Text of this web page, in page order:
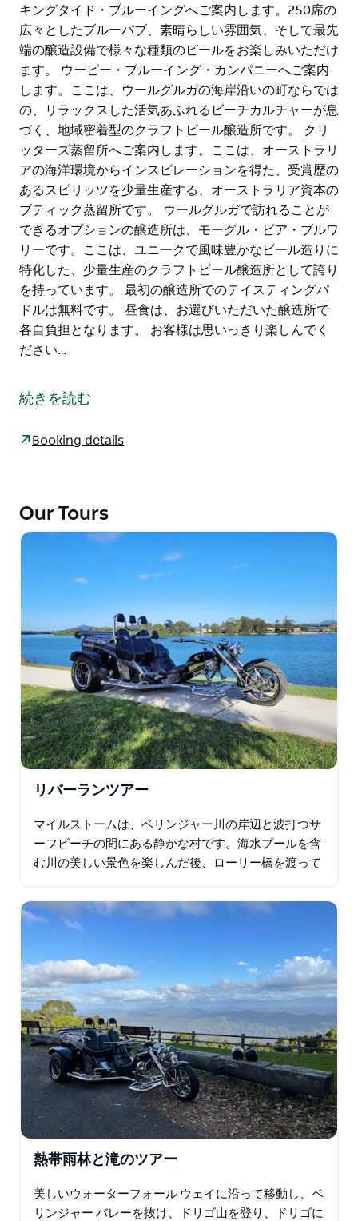
キングタイド・ブルーイングへご案内します。250席の
広々としたブルーパブ、素晴らしい雰囲気、そして最先
端の醸造設備で様々な種類のビールをお楽しみいただけ
ます。 ウーピー・ブルーイング・カンパニーへご案内
します。ここは、ウールグルガの海岸沿いの町ならでは
の、リラックスした活気あふれるビーチカルチャーが息
づく、地域密着型のクラフトビール醸造所です。 クリ
ッターズ蒸留所へご案内します。ここは、オーストラリ
アの海洋環境からインスピレーションを得た、受賞歴の
あるスピリッツを少量生産する、オーストラリア資本の
ブティック蒸留所です。 ウールグルガで訪れることが
できるオプションの醸造所は、モーグル・ビア・ブルワ
リーです。ここは、ユニークで風味豊かなビール造りに
特化した、少量生産のクラフトビール醸造所として誇り
を持っています。 最初の醸造所でのテイスティングパ
ドルは無料です。 昼食は、お選びいただいた醸造所で
各自負担となります。 お客様は思いっきり楽しんでく
ださい…
広々としたブルーパブ、素晴らしい雰囲気、そして最先
端の醸造設備で様々な種類のビールをお楽しみいただけ
域密着型のクラフトビール醸造所です。
クリッターズ蒸留所へご案内します。ここは、オースト
ラリアの海洋環境からインスピレーションを得た、受賞
歴のあるスピリッツを少量生産する、オーストラリア資
本のブティック蒸留所です。
ウールグルガで訪れることができるオプションの醸造所
は、モーグル・ビア・ブルワリーです。ここは、ユニー
クで風味豊かなビール造りに特化した、少量生産のクラ
フトビール醸造所として誇りを持っています。
最初の醸造所でのテイスティングパドルは無料です。
昼食は、お選びいただいた醸造所で各自負担となりま
す。
お客様は思いっきり楽しんでください。運転は私たちに
お任せください。
ツアー終了後は、ご宿泊先までゆっくりとお戻りくださ
い。
続きを読む
Booking details
Our Tours
リバーランツアー
マイルストームは、ベリンジャー川の岸辺と波打つサ
ーフビーチの間にある静かな村です。海水プールを含
む川の美しい景色を楽しんだ後、ローリー橋を渡って
ャイアにある小さな地方の町です。ローリーには…
熱帯雨林と滝のツアー
美しいウォーターフォール ウェイに沿って移動し、ベ
リンジャー バレーを抜け、ドリゴ山を登り、ドリゴに